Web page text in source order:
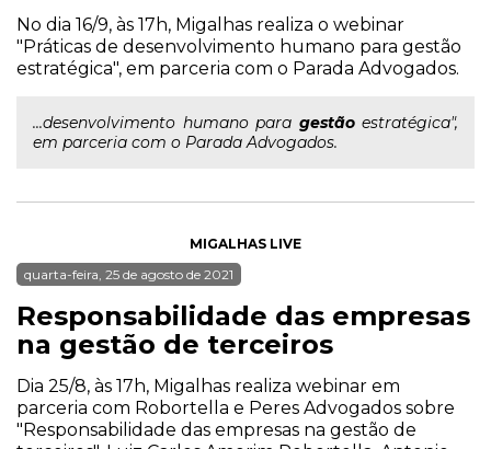
No dia 16/9, às 17h, Migalhas realiza o webinar
"Práticas de desenvolvimento humano para gestão
estratégica", em parceria com o Parada Advogados.
...desenvolvimento humano para gestãoestratégica",
em parceria com o Parada Advogados.
MIGALHAS LIVE
quarta-feira, 25 de agosto de 2021
Responsabilidade das empresas
na gestão de terceiros
Dia 25/8, às 17h, Migalhas realiza webinar em
parceria com Robortella e Peres Advogados sobre
"Responsabilidade das empresas na gestão de